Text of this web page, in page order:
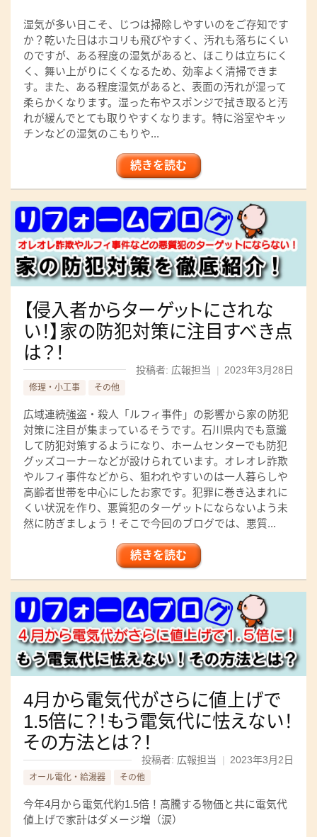
湿気が多い日こそ、じつは掃除しやすいのをご存知です
か？乾いた日はホコリも飛びやすく、汚れも落ちにくい
のですが、ある程度の湿気があると、ほこりは立ちにく
く、舞い上がりにくくなるため、効率よく清掃できま
す。また、ある程度湿気があると、表面の汚れが湿って
柔らかくなります。湿った布やスポンジで拭き取ると汚
れが緩んでとても取りやすくなります。特に浴室やキッ
チンなどの湿気のこもりや...
続きを読む
【侵入者からターゲットにされな
い！】家の防犯対策に注目すべき点
は？！
投稿者: 広報担当 | 2023年3月28日
修理・小工事 その他
広域連続強盗・殺人「ルフィ事件」の影響から家の防犯
対策に注目が集まっているそうです。石川県内でも意識
して防犯対策するようになり、ホームセンターでも防犯
グッズコーナーなどが設けられています。オレオレ詐欺
やルフィ事件などから、狙われやすいのは一人暮らしや
高齢者世帯を中心にしたお家です。犯罪に巻き込まれに
くい状況を作り、悪質犯のターゲットにならないよう未
然に防ぎましょう！そこで今回のブログでは、悪質...
続きを読む
4月から電気代がさらに値上げで
1.5倍に？！もう電気代に怯えない！
その方法とは？！
投稿者: 広報担当 | 2023年3月2日
オール電化・給湯器 その他
今年4月から電気代約1.5倍！高騰する物価と共に電気代
値上げで家計はダメージ増（涙）